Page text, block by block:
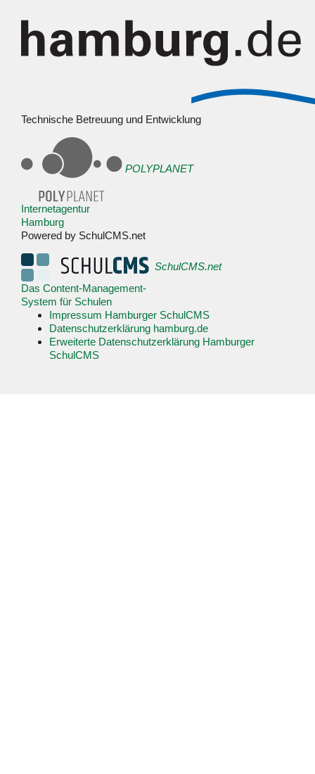
Technische Betreuung und Entwicklung
POLYPLANET
Internetagentur
Hamburg
Powered by SchulCMS.net
SchulCMS.net
Das Content-Management-
System für Schulen
Impressum Hamburger SchulCMS
Datenschutzerklärung hamburg.de
Erweiterte Datenschutzerklärung Hamburger
SchulCMS